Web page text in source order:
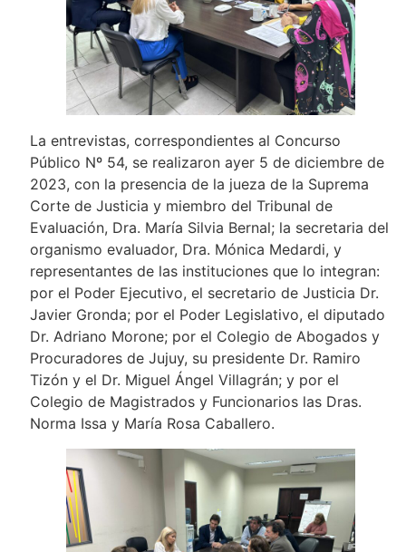
La entrevistas, correspondientes al Concurso
Público Nº 54, se realizaron ayer 5 de diciembre de
2023, con la presencia de la jueza de la Suprema
Corte de Justicia y miembro del Tribunal de
Evaluación, Dra. María Silvia Bernal; la secretaria del
organismo evaluador, Dra. Mónica Medardi, y
representantes de las instituciones que lo integran:
por el Poder Ejecutivo, el secretario de Justicia Dr.
Javier Gronda; por el Poder Legislativo, el diputado
Dr. Adriano Morone; por el Colegio de Abogados y
Procuradores de Jujuy, su presidente Dr. Ramiro
Tizón y el Dr. Miguel Ángel Villagrán; y por el
Colegio de Magistrados y Funcionarios las Dras.
Norma Issa y María Rosa Caballero.